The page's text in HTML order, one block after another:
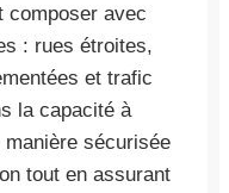
composer avec
: rues étroites,
et trafic
la capacité à
manière sécurisée
tout en assurant